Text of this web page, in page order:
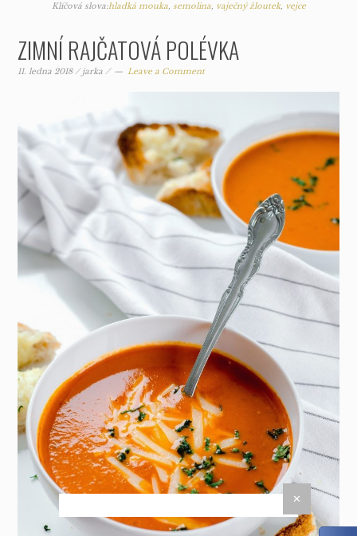
Klíčová slova:hladká mouka, semolina, vaječný žloutek, vejce
ZIMNÍ RAJČATOVÁ POLÉVKA
11. ledna 2018/jarka / Leave a Comment
✕